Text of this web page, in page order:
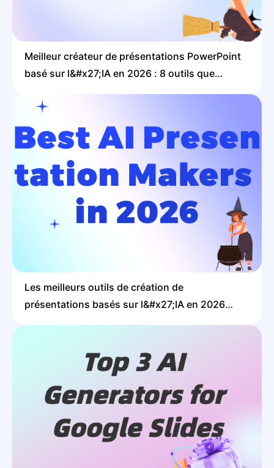
Meilleur créateur de présentations PowerPoint
basé sur l&#x27;IA en 2026 : 8 outils que
Les meilleurs outils de création de
présentations basés sur l&#x27;IA en 2026